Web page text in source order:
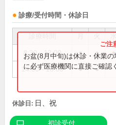
診療/受付時間・休診日
8:30～12:00 ● ● ●
14:30～18:00 ● ●
お盆(8月中旬)は休診・休業
に必ず医療機関に直接ご確認
休診日: 日、祝
初診受付